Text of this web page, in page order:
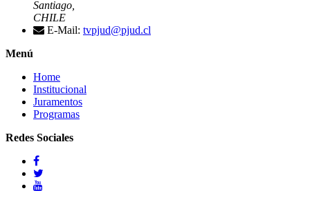
Santiago,
CHILE
E-Mail: tvpjud@pjud.cl
Menú
Home
Institucional
Juramentos
Programas
Redes Sociales